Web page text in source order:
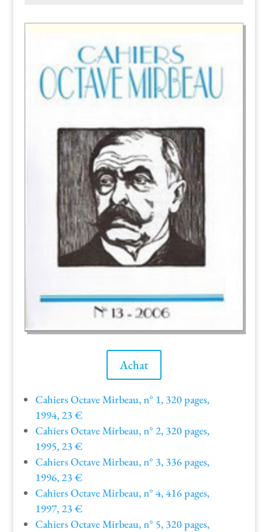
Achat
Cahiers Octave Mir­beau, n° 1, 320 pages,
1994, 23 €
Cahiers Octave Mir­beau, n° 2, 320 pages,
1995, 23 €
Cahiers Octave Mir­beau, n° 3, 336 pages,
1996, 23 €
Cahiers Octave Mir­beau, n° 4, 416 pages,
1997, 23 €
Cahiers Octave Mir­beau, n° 5, 320 pages,